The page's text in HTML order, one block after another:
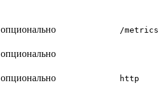
опционально /metrics
опционально
опционально http